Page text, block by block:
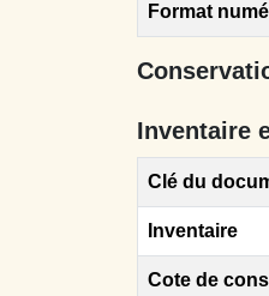
Format
Inventaire
Clé du
Inventaire
Cote de